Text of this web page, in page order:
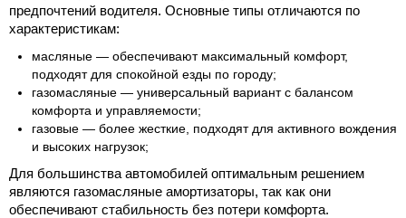
предпочтений водителя. Основные типы отличаются по
характеристикам:
масляные — обеспечивают максимальный комфорт,
подходят для спокойной езды по городу;
газомасляные — универсальный вариант с балансом
комфорта и управляемости;
газовые — более жесткие, подходят для активного вождения
и высоких нагрузок;
Для большинства автомобилей оптимальным решением
являются газомасляные амортизаторы, так как они
обеспечивают стабильность без потери комфорта.